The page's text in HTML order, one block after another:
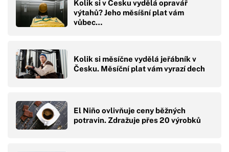
Kolik si v Česku vydělá opravář
výtahů? Jeho měsíšní plat vám
vůbec…
Kolik si měsíčne vydělá jeřábník v
Česku. Měsíční plat vám vyrazí dech
El Niño ovlivňuje ceny běžných
potravin. Zdražuje přes 20 výrobků